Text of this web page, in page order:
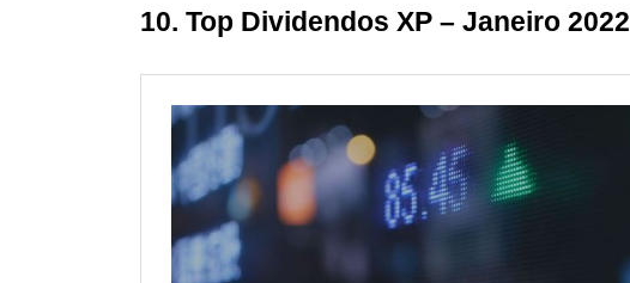
10. Top Dividendos XP – Janeiro 2022